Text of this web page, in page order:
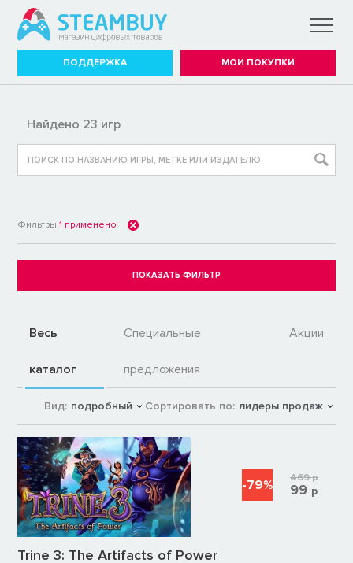
ПОДДЕРЖКА МОИ ПОКУПКИ
Найдено 23 игр
Фильтры1 применено
Весь
каталог
Специальные
предложения
Акции
Вид: подробный Сортировать по: лидеры продаж
Trine 3: The Artifacts of Power
-79% 469р
99 р